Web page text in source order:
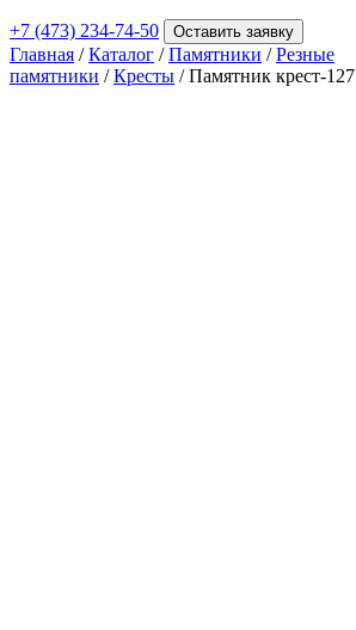
+7 (473) 234-74-50 Оставить заявку
Главная /Каталог /Памятники /Резные
памятники /Кресты / Памятник крест-127